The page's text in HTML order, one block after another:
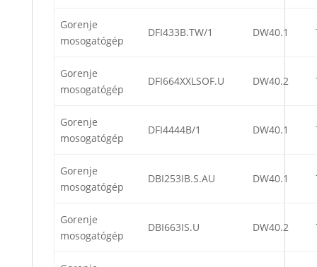
Gorenje
mosogatógép
DFI433B.TW/1 DW40.1
Gorenje
mosogatógép
DFI664XXLSOF.U DW40.2
Gorenje
mosogatógép
DFI4444B/1 DW40.1
Gorenje
mosogatógép
DBI253IB.S.AU DW40.1
Gorenje
mosogatógép
DBI663IS.U DW40.2